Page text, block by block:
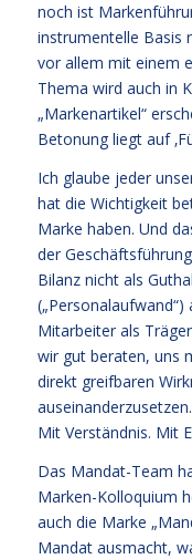
noch ist
instrumentelle Basis
vor allem mit einem
Thema wird auch in
„Markenartikel“
Betonung liegt auf
Ich glaube jeder
hat die Wichtigkeit
Marke haben. Und
der
Bilanz nicht als
Mitarbeiter als
wir gut beraten, uns
direkt greifbaren
Mit Verständnis. Mit
Das Mandat-Team
Marken-Kolloquium
auch die Marke
Mandat ausmacht,